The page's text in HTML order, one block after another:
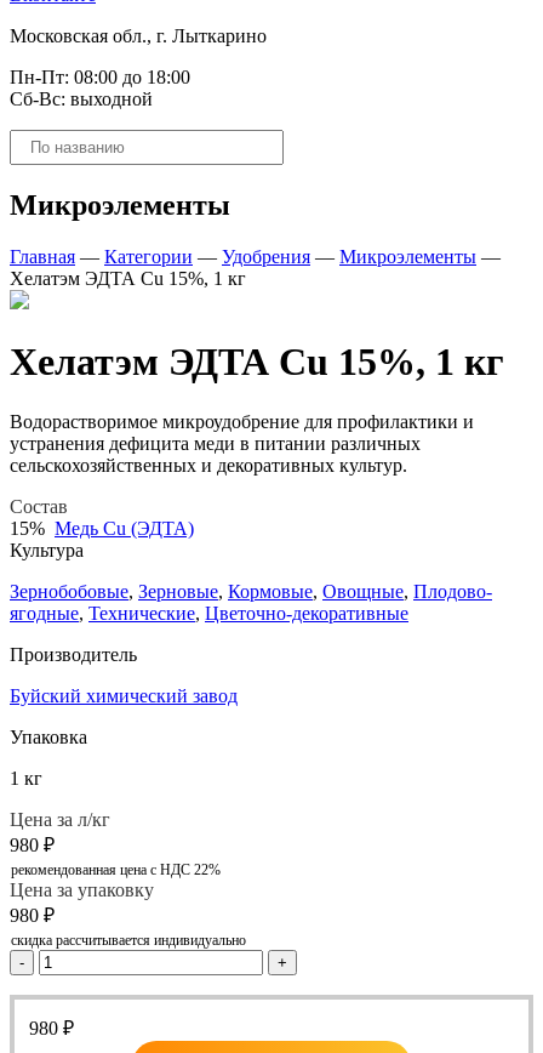
Московская обл., г. Лыткарино
Пн-Пт: 08:00 до 18:00
Сб-Вс: выходной
Поиск
товаров
Микроэлементы
Главная — Категории — Удобрения — Микроэлементы —
Хелатэм ЭДТА Cu 15%, 1 кг
Хелатэм ЭДТА Cu 15%, 1 кг
Водорастворимое микроудобрение для профилактики и
устранения дефицита меди в питании различных
сельскохозяйственных и декоративных культур.
Состав
15% Медь Cu (ЭДТА)
Культура
Зернобобовые, Зерновые, Кормовые, Овощные, Плодово-
ягодные, Технические, Цветочно-декоративные
Производитель
Буйский химический завод
Упаковка
1 кг
Цена за л/кг
980 ₽
рекомендованная цена с НДС 22%
Цена за упаковку
980 ₽
скидка рассчитывается индивидуально
- +
980 ₽